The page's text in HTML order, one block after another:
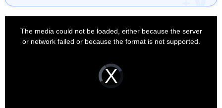
半，他果然驚喜現身舞台，讓全場瘋狂尖叫。瘦子笑
說：「我是不是說過了，上次帶一個嘉賓來，這些人的
胃口都被養大了。」面對現場熱烈反應，高爾宣也打趣
表示：「是不是有人洩露風聲？」
Video
Player
is
loading.
The media could not be loaded, either because the server
or network failed or because the format is not supported.